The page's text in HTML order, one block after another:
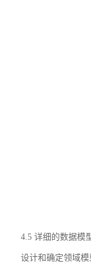
4.5 详细的数据模
设计和确定领域